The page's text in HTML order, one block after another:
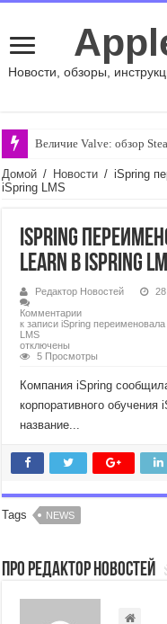
Новости, обзоры,
Величие Valve: обзор
Домой / Новости / iSpring
iSpring LMS
iSpring
Learn в iSpring
Редактор Новостей
Комментарии
к записи iSpring
LMS
отключены
5 Просмотры
Компания iSpring
корпоративного
название...
Tags NEWS
Про Редактор Новостей